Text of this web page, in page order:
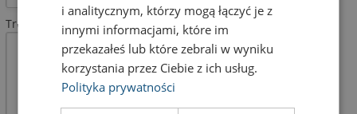
Treść wiadomości
i analitycznym, którzy mogą łączyć je z
innymi informacjami, które im
przekazałeś lub które zebrali w wyniku
korzystania przez Ciebie z ich usług.
Polityka prywatności